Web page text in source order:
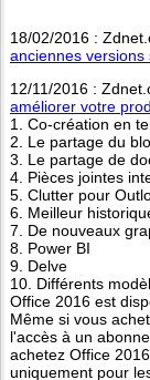
18/02/2016 :
anciennes
12/11/2016 :
améliorer votre
1. Co-création en
2. Le partage du
3. Le partage de
4. Pièces jointes
5. Clutter pour
6. Meilleur
7. De nouveaux
8. Power BI
9. Delve
10. Différents
Office 2016 est
Même si vous
l'accès à un
achetez Office
uniquement pour